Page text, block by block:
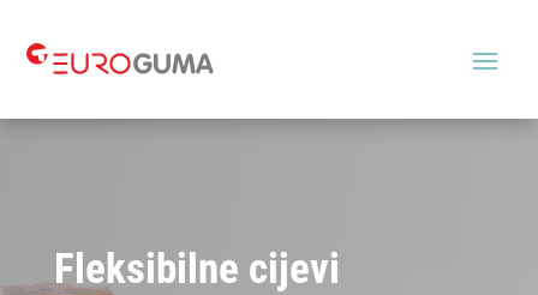
Fleksibilne cijevi